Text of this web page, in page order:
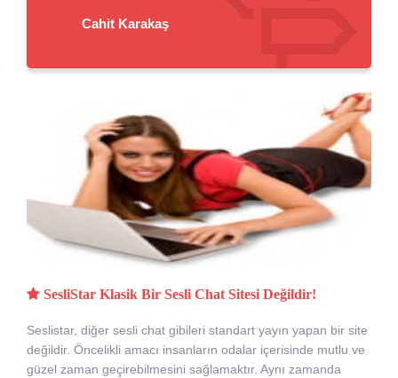
Cahit Karakaş
SesliStar Klasik Bir Sesli Chat Sitesi Değildir!
Seslistar, diğer sesli chat gibileri standart yayın yapan bir site
değildir. Öncelikli amacı insanların odalar içerisinde mutlu ve
güzel zaman geçirebilmesini sağlamaktır. Aynı zamanda